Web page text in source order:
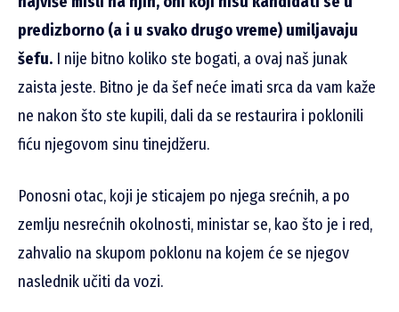
predizborno (a i u svako drugo vreme) umiljavaju
šefu. I nije bitno koliko ste bogati, a ovaj naš junak
zaista jeste. Bitno je da šef neće imati srca da vam kaže
ne nakon što ste kupili, dali da se restaurira i poklonili
fiću njegovom sinu tinejdžeru.
Ponosni otac, koji je sticajem po njega srećnih, a po
zemlju nesrećnih okolnosti, ministar se, kao što je i red,
zahvalio na skupom poklonu na kojem će se njegov
naslednik učiti da vozi.